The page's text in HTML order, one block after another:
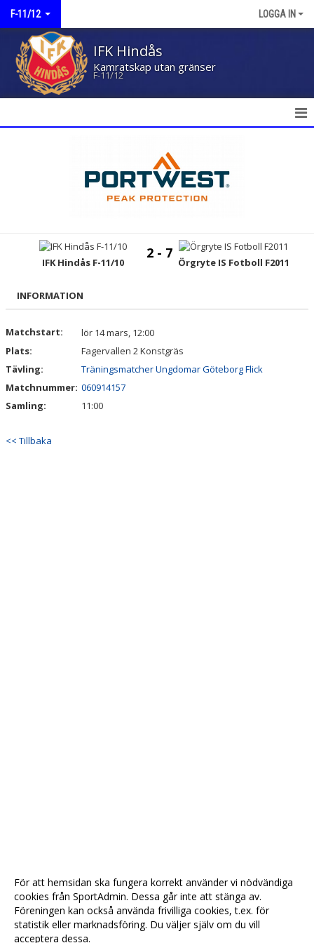
F-11/12 LOGGA IN
IFK Hindås
Kamratskap utan gränser
F-11/12
TRUPPEN
BILDGALLERI
KONTAKT
GÄSTBOK
IFK Hindås F-11/10
2 - 7
Örgryte IS Fotboll F2011
INFORMATION
Matchstart:
lör 14 mars, 12:00
Plats:
Fagervallen 2 Konstgräs
Tävling:
Träningsmatcher Ungdomar Göteborg Flick
Matchnummer: 060914157
Samling:
11:00
<< Tillbaka
För att hemsidan ska fungera korrekt använder vi nödvändiga
cookies från SportAdmin. Dessa går inte att stänga av.
Föreningen kan också använda frivilliga cookies, t.ex. för
statistik eller marknadsföring. Du väljer själv om du vill
acceptera dessa.